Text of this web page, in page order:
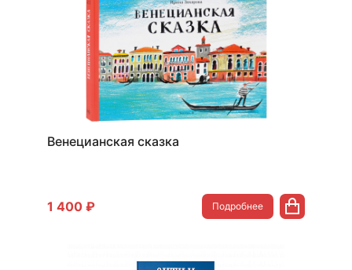
Венецианская сказка
1 400 ₽ Подробнее